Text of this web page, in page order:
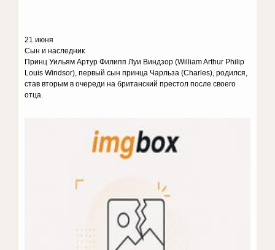
21 июня
Сын и наследник
Принц Уильям Артур Филипп Луи Виндзор (William Arthur Philip
Louis Windsor), первый сын принца Чарльза (Charles), родился,
став вторым в очереди на британский престол после своего
отца.